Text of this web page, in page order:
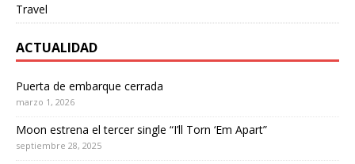
Travel
ACTUALIDAD
Puerta de embarque cerrada
marzo 1, 2026
Moon estrena el tercer single “I’ll Torn ‘Em Apart”
septiembre 28, 2025